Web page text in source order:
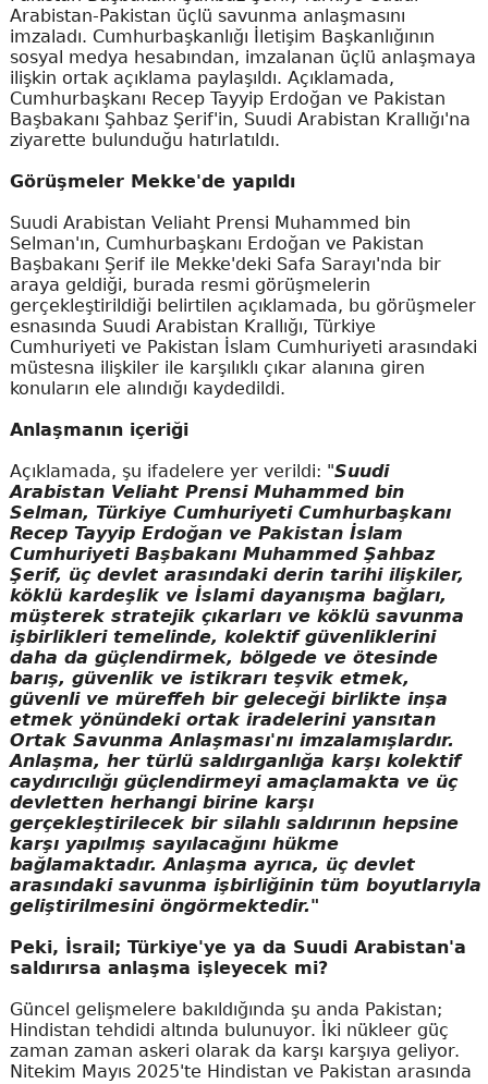
Arabistan-Pakistan üçlü savunma anlaşmasını
imzaladı. Cumhurbaşkanlığı İletişim Başkanlığının
sosyal medya hesabından, imzalanan üçlü anlaşmaya
ilişkin ortak açıklama paylaşıldı. Açıklamada,
Cumhurbaşkanı Recep Tayyip Erdoğan ve Pakistan
Başbakanı Şahbaz Şerif'in, Suudi Arabistan Krallığı'na
ziyarette bulunduğu hatırlatıldı.
Görüşmeler Mekke'de yapıldı
Suudi Arabistan Veliaht Prensi Muhammed bin
Selman'ın, Cumhurbaşkanı Erdoğan ve Pakistan
Başbakanı Şerif ile Mekke'deki Safa Sarayı'nda bir
araya geldiği, burada resmi görüşmelerin
gerçekleştirildiği belirtilen açıklamada, bu görüşmeler
esnasında Suudi Arabistan Krallığı, Türkiye
Cumhuriyeti ve Pakistan İslam Cumhuriyeti arasındaki
müstesna ilişkiler ile karşılıklı çıkar alanına giren
konuların ele alındığı kaydedildi.
Anlaşmanın içeriği
Açıklamada, şu ifadelere yer verildi: "Suudi
Arabistan Veliaht Prensi Muhammed bin
Selman, Türkiye Cumhuriyeti Cumhurbaşkanı
Recep Tayyip Erdoğan ve Pakistan İslam
Cumhuriyeti Başbakanı Muhammed Şahbaz
Şerif, üç devlet arasındaki derin tarihi ilişkiler,
köklü kardeşlik ve İslami dayanışma bağları,
müşterek stratejik çıkarları ve köklü savunma
işbirlikleri temelinde, kolektif güvenliklerini
daha da güçlendirmek, bölgede ve ötesinde
barış, güvenlik ve istikrarı teşvik etmek,
güvenli ve müreffeh bir geleceği birlikte inşa
etmek yönündeki ortak iradelerini yansıtan
Ortak Savunma Anlaşması'nı imzalamışlardır.
Anlaşma, her türlü saldırganlığa karşı kolektif
caydırıcılığı güçlendirmeyi amaçlamakta ve üç
devletten herhangi birine karşı
gerçekleştirilecek bir silahlı saldırının hepsine
karşı yapılmış sayılacağını hükme
bağlamaktadır. Anlaşma ayrıca, üç devlet
arasındaki savunma işbirliğinin tüm boyutlarıyla
geliştirilmesini öngörmektedir."
Peki, İsrail; Türkiye'ye ya da Suudi Arabistan'a
saldırırsa anlaşma işleyecek mi?
Güncel gelişmelere bakıldığında şu anda Pakistan;
Hindistan tehdidi altında bulunuyor. İki nükleer güç
zaman zaman askeri olarak da karşı karşıya geliyor.
Nitekim Mayıs 2025'te Hindistan ve Pakistan arasında